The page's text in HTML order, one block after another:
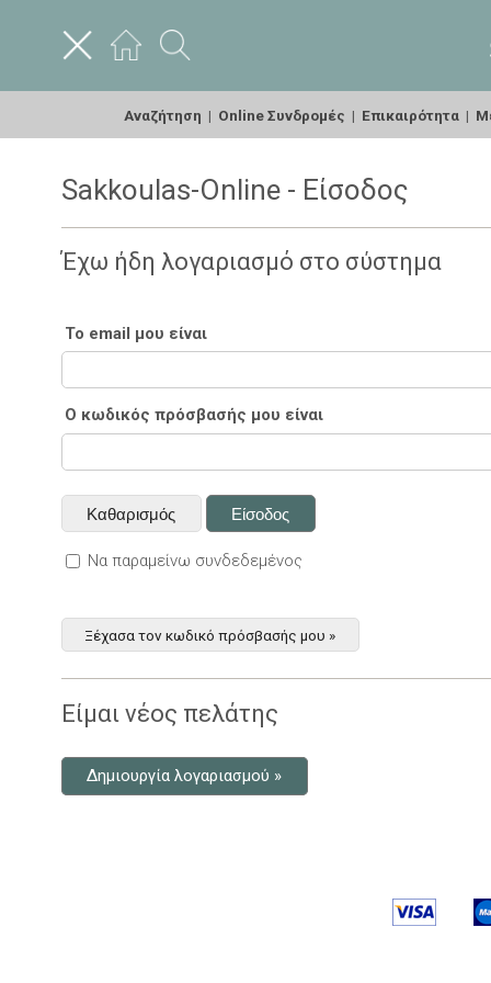
Αναζήτηση | Online Συνδρομές | Επικαιρότητα |
Sakkoulas-Online - Είσοδος
Έχω ήδη λογαριασμό στο σύστημα
Το email μου είναι
Ο κωδικός πρόσβασής μου είναι
Να παραμείνω συνδεδεμένος
Ξέχασα τον κωδικό πρόσβασής μου »
Είμαι νέος πελάτης
Δημιουργία λογαριασμού »